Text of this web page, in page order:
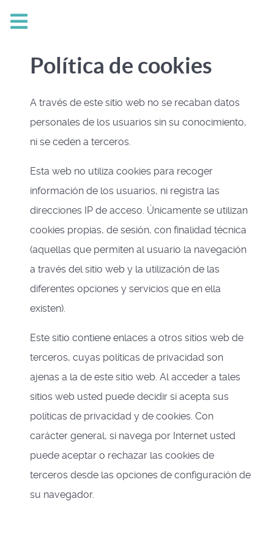
Política de cookies
A través de este sitio web no se recaban datos
personales de los usuarios sin su conocimiento,
ni se ceden a terceros.
Esta web no utiliza cookies para recoger
información de los usuarios, ni registra las
direcciones IP de acceso. Únicamente se utilizan
cookies propias, de sesión, con finalidad técnica
(aquellas que permiten al usuario la navegación
a través del sitio web y la utilización de las
diferentes opciones y servicios que en ella
existen).
Este sitio contiene enlaces a otros sitios web de
terceros, cuyas políticas de privacidad son
ajenas a la de este sitio web. Al acceder a tales
sitios web usted puede decidir si acepta sus
políticas de privacidad y de cookies. Con
carácter general, si navega por Internet usted
puede aceptar o rechazar las cookies de
terceros desde las opciones de configuración de
su navegador.